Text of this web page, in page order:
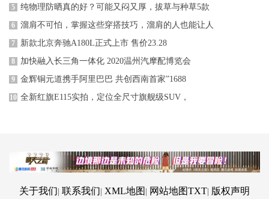
5 纯物理防晒真的好？可能又闷又厚，拔草与种草5款
6 溜肩不可怕，掌握这些穿搭技巧，溜肩的人也能让人
7 新款北京奔驰A180L正式上市 售价23.28
8 加快融入长三角一体化 2020温州汽摩配博览会
9 金辉铜元道携手阿里巴巴 共创西南首家”1688
10 全新红旗E115实拍，定位全尺寸旗舰级SUV，
关于我们| 联系我们| XML地图 | 网站地图TXT| 版权声明